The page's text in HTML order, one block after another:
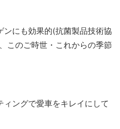
ンにも効果的(抗菌製品技術協
このご時世・これからの季節
ングで愛車をキレイにして